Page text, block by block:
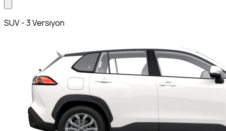
SUV - 3 Versiyon